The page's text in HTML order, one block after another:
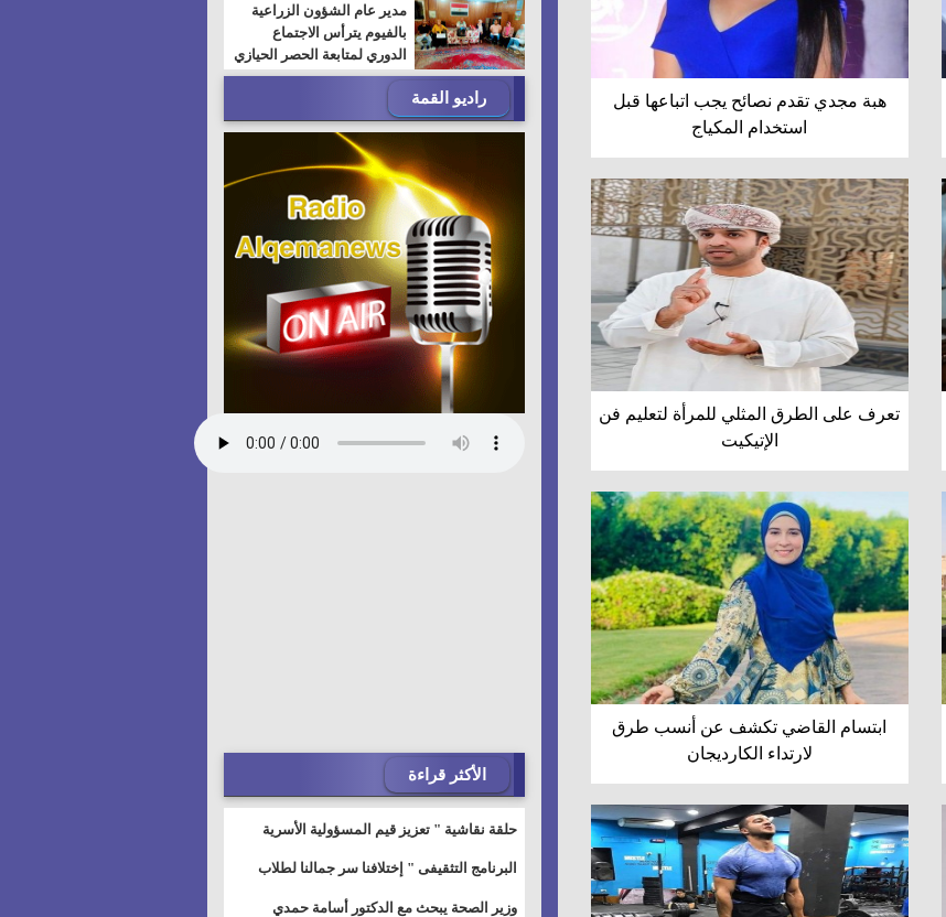
هبة مجدي تقدم نصائح يجب اتباعها قبل
استخدام المكياج
تعرف على الطرق المثلي للمرأة لتعليم فن
الإتيكيت
ابتسام القاضي تكشف عن أنسب طرق
لارتداء الكارديجان
مدير عام الشؤون الزراعية
بالفيوم يترأس الاجتماع
الدوري لمتابعة الحصر الحيازي
الجديدة
راديو القمة
الأكثر قراءة
حلقة نقاشية " تعزيز قيم المسؤولية الأسرية
البرنامج التثقيفى " إختلافنا سر جمالنا لطلاب
وطالبات ذوى الهمهم" بمدارس التربية الخاصة
وزير الصحة يبحث مع الدكتور أسامة حمدي